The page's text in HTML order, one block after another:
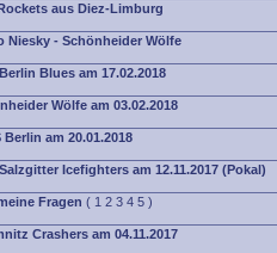
aus Diez-Limburg
Niesky - Schönheider Wölfe
Blues am 17.02.2018
Wölfe am 03.02.2018
am 20.01.2018
Icefighters am 12.11.2017 (Pokal)
Fragen ( 1 2 3 4 5 )
Crashers am 04.11.2017